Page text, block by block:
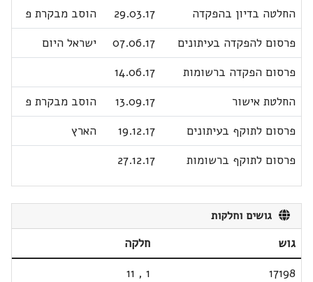
החלטה בדיון בהפקדה
29.03.17
הוסב מבקרת פ
פרסום להפקדה בעיתונים
07.06.17
ישראל היום
פרסום הפקדה ברשומות
14.06.17
החלטת אישור
13.09.17
הוסב מבקרת פ
פרסום לתוקף בעיתונים
19.12.17
הארץ
פרסום לתוקף ברשומות
27.12.17
גושים וחלקות
גוש
חלקה
17198
1
,
11